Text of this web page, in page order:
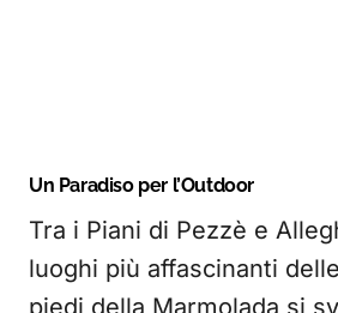
Un Paradiso per l’Outdoor
Tra i Piani di Pezzè e
luoghi più affascinanti
piedi della Marmolada si